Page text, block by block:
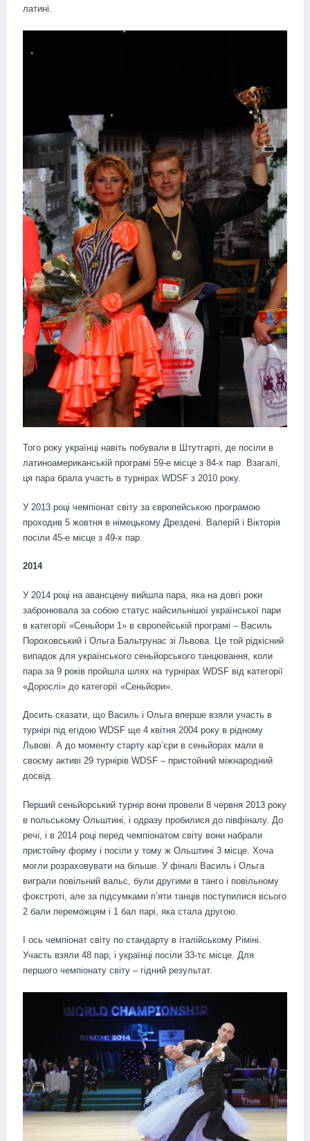
латині.
Того року українці навіть побували в Штутгарті, де посіли в
латиноамериканській програмі 59-е місце з 84-х пар. Взагалі,
ця пара брала участь в турнірах WDSF з 2010 року.
У 2013 році чемпіонат світу за європейською програмою
проходив 5 жовтня в німецькому Дрездені. Валерій і Вікторія
посіли 45-е місце з 49-х пар.
2014
У 2014 році на авансцену вийшла пара, яка на довгі роки
забронювала за собою статус найсильнішої української пари
в категорії «Сеньйори 1» в європейській програмі – Василь
Пороховський і Ольга Бальтрунас зі Львова. Це той рідкісний
випадок для українського сеньйорського танцювання, коли
пара за 9 років пройшла шлях на турнірах WDSF від категорії
«Дорослі» до категорії «Сеньйори».
Досить сказати, що Василь і Ольга вперше взяли участь в
турнірі під егідою WDSF ще 4 квітня 2004 року в рідному
Львові. А до моменту старту кар’єри в сеньйорах мали в
своєму активі 29 турнірів WDSF – пристойний міжнародний
досвід.
Перший сеньйорський турнір вони провели 8 червня 2013 року
в польському Ольштині, і одразу пробилися до півфіналу. До
речі, і в 2014 році перед чемпіонатом світу вони набрали
пристойну форму і посіли у тому ж Ольштині 3 місце. Хоча
могли розраховувати на більше. У фіналі Василь і Ольга
виграли повільний вальс, були другими в танго і повільному
фокстроті, але за підсумками п’яти танців поступилися всього
2 бали переможцям і 1 бал парі, яка стала другою.
І ось чемпіонат світу по стандарту в італійському Ріміні.
Участь взяли 48 пар, і українці посіли 33-тє місце. Для
першого чемпіонату світу – гідний результат.